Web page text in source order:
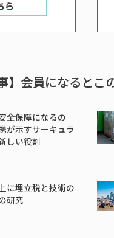
ら
】会員になるとこ
全保障になるの
が示すサーキュラ
しい役割
に埋立税と技術の
研究